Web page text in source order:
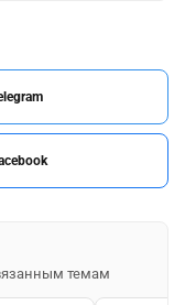
темам